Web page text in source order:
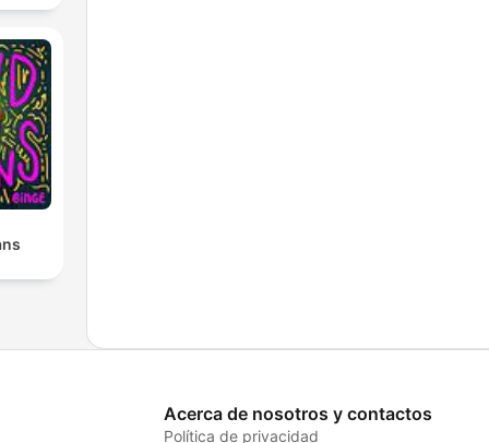
Acerca de nosotros y contactos
Política de privacidad